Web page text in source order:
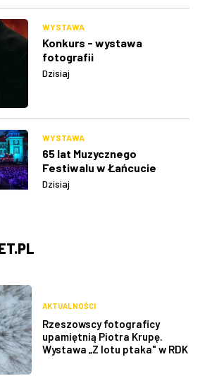
WYSTAWA
Konkurs - wystawa
fotografii
Dzisiaj
WYSTAWA
65 lat Muzycznego
Festiwalu w Łańcucie
Dzisiaj
AKTUALNOŚCI
Rzeszowscy fotograficy
upamiętnią Piotra Krupę.
Wystawa „Z lotu ptaka" w RDK